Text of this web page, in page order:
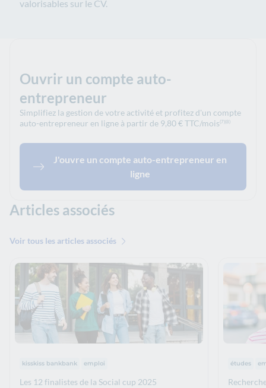
valorisables sur le CV.
Ouvrir un compte auto-
entrepreneur
Simplifiez la gestion de votre activité et profitez d'un compte
auto-entrepreneur en ligne à partir de 9,80 € TTC/mois (7)(8)
J'ouvre un compte auto-entrepreneur en
ligne
Articles associés
Voir tous les articles associés
Thématiques :
kisskiss bankbank emploi
Les 12 finalistes de la Social cup 2025
études